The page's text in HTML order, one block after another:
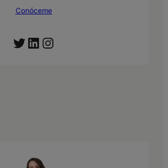
Conóceme
Twitter LinkedIn Instagram